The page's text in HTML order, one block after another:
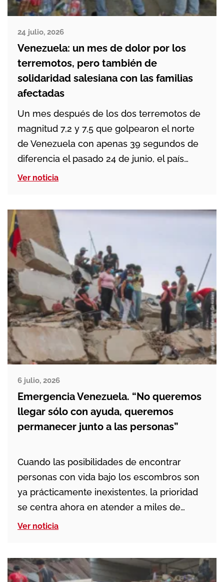
24 julio, 2026
Venezuela: un mes de dolor por los
terremotos, pero también de
solidaridad salesiana con las familias
afectadas
Un mes después de los dos terremotos de
magnitud 7,2 y 7,5 que golpearon el norte
de Venezuela con apenas 39 segundos de
diferencia el pasado 24 de junio, el país
continúa afrontando las consecuencias
más de 5.200 las personas fallecidas. Los […]
Ver noticia
6 julio, 2026
Emergencia Venezuela. “No queremos
llegar sólo con ayuda, queremos
permanecer junto a las personas”
Cuando las posibilidades de encontrar
personas con vida bajo los escombros son
ya prácticamente inexistentes, la prioridad
se centra ahora en atender a miles de
personas que lo han perdido todo y en
60.000 viviendas y edificios han resultado
Ver noticia